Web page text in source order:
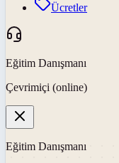
Ücretler
Eğitim Danışmanı
Çevrimiçi (online)
Eğitim Danışmanı